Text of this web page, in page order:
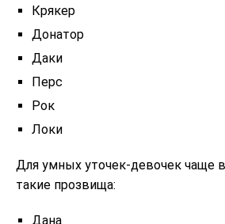
Крякер
Донатор
Даки
Перс
Рок
Локи
Для умных уточек-девочек чаще
такие прозвища:
Дана